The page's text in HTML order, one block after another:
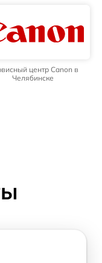
центр Canon в
Челябинске